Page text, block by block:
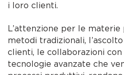
i loro clienti.
L’attenzione per le materie
metodi tradizionali,
clienti, le collaborazioni
tecnologie avanzate che